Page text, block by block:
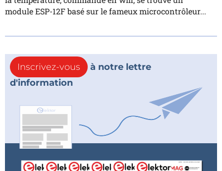
module ESP-12F basé sur le fameux microcontrôleur...
Inscrivez-vous
à notre lettre
d'information